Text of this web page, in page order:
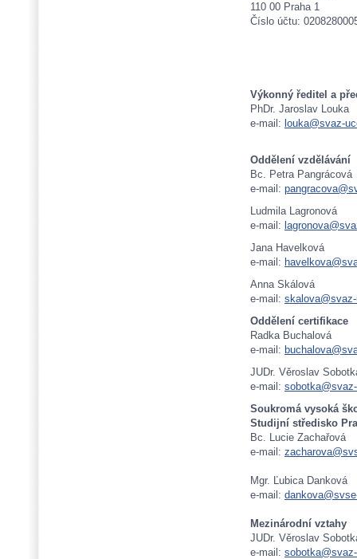
110 00 Praha 1
Číslo účtu:
Výkonný ředitel a
PhDr. Jaroslav Louka
e-mail: louka@svaz-
Oddělení vzdělávání
Bc. Petra Pangrácová
e-mail:
Ludmila Lagronová
e-mail:
Jana Havelková
e-mail:
Anna Skálová
e-mail:
Oddělení certifikace
Radka Buchalová
e-mail:
JUDr. Věroslav
e-mail:
Soukromá vysoká
Studijní středisko
Bc. Lucie Zachařová
e-mail:
Mgr. Ľubica Danková
e-mail:
Mezinárodní vztahy
JUDr. Věroslav
e-mail: